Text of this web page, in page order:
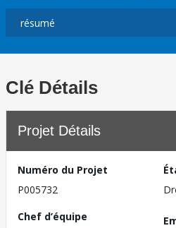
Clé Détails
Projet Détails
Numéro du Projet
P005732
Chef d’équipe